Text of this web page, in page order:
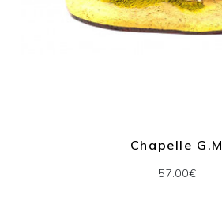
Chapelle G.M
57.00€